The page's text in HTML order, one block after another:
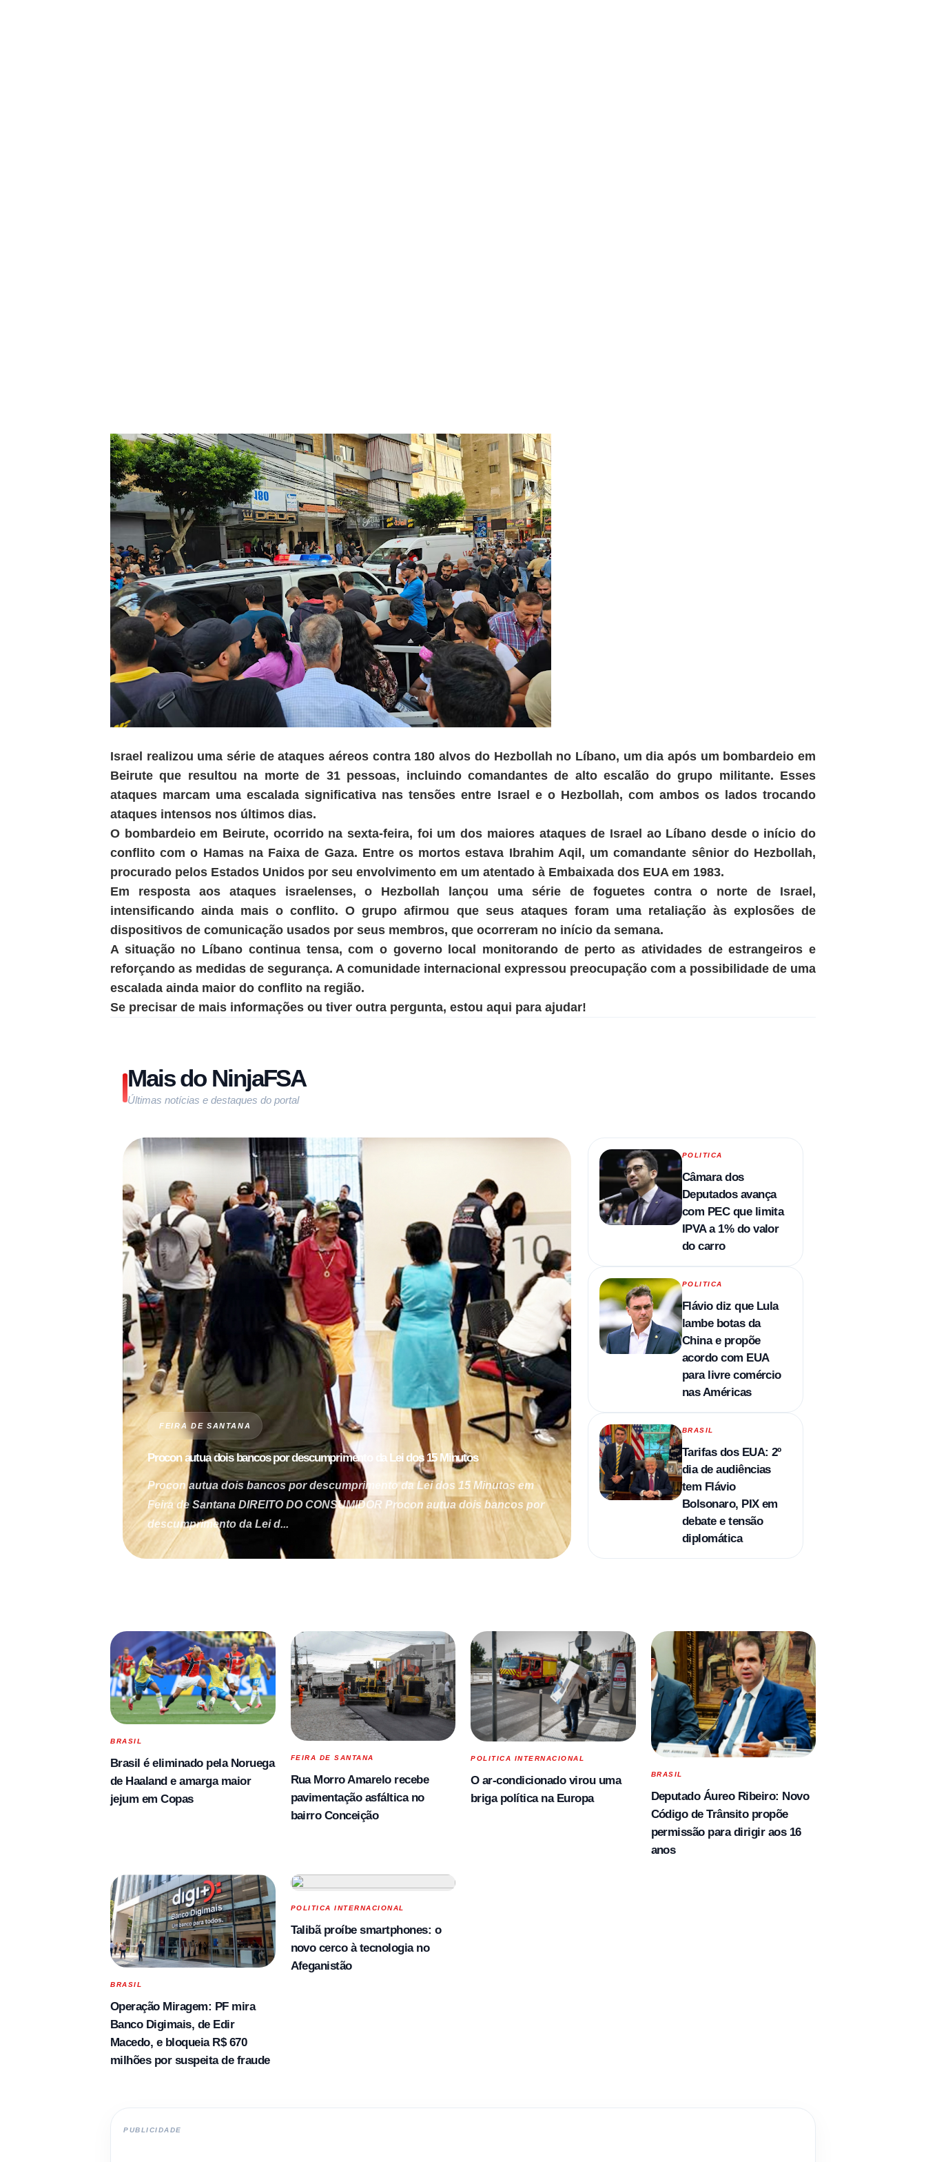
Israel realizou uma série de ataques aéreos contra 180 alvos do Hezbollah no Líbano, um dia após um bombardeio em
Beirute que resultou na morte de 31 pessoas, incluindo comandantes de alto escalão do grupo militante. Esses
ataques marcam uma escalada significativa nas tensões entre Israel e o Hezbollah, com ambos os lados trocando
ataques intensos nos últimos dias.
O bombardeio em Beirute, ocorrido na sexta-feira, foi um dos maiores ataques de Israel ao Líbano desde o início do
conflito com o Hamas na Faixa de Gaza. Entre os mortos estava Ibrahim Aqil, um comandante sênior do Hezbollah,
procurado pelos Estados Unidos por seu envolvimento em um atentado à Embaixada dos EUA em 1983.
Em resposta aos ataques israelenses, o Hezbollah lançou uma série de foguetes contra o norte de Israel,
intensificando ainda mais o conflito. O grupo afirmou que seus ataques foram uma retaliação às explosões de
dispositivos de comunicação usados por seus membros, que ocorreram no início da semana.
A situação no Líbano continua tensa, com o governo local monitorando de perto as atividades de estrangeiros e
reforçando as medidas de segurança. A comunidade internacional expressou preocupação com a possibilidade de uma
escalada ainda maior do conflito na região.
Se precisar de mais informações ou tiver outra pergunta, estou aqui para ajudar!
Mais do NinjaFSA
Últimas notícias e destaques do portal
FEIRA DE SANTANA
Procon autua dois bancos por descumprimento da Lei dos 15 Minutos
Procon autua dois bancos por descumprimento da Lei dos 15 Minutos em
Feira de Santana DIREITO DO CONSUMIDOR Procon autua dois bancos por
descumprimento da Lei d...
POLITICA
Câmara dos
Deputados avança
com PEC que limita
IPVA a 1% do valor
do carro
POLITICA
Flávio diz que Lula
lambe botas da
China e propõe
acordo com EUA
para livre comércio
nas Américas
BRASIL
Tarifas dos EUA: 2º
dia de audiências
tem Flávio
Bolsonaro, PIX em
debate e tensão
diplomática
BRASIL
Brasil é eliminado pela Noruega
de Haaland e amarga maior
jejum em Copas
FEIRA DE SANTANA
Rua Morro Amarelo recebe
pavimentação asfáltica no
bairro Conceição
POLITICA INTERNACIONAL
O ar-condicionado virou uma
briga política na Europa
BRASIL
Deputado Áureo Ribeiro: Novo
Código de Trânsito propõe
permissão para dirigir aos 16
anos
BRASIL
Operação Miragem: PF mira
Banco Digimais, de Edir
Macedo, e bloqueia R$ 670
milhões por suspeita de fraude
POLITICA INTERNACIONAL
Talibã proíbe smartphones: o
novo cerco à tecnologia no
Afeganistão
PUBLICIDADE